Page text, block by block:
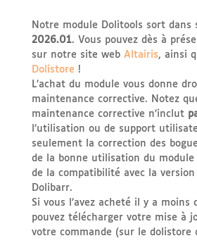
Notre module Dolitools sort dans
2026.01. Vous pouvez dès à
sur notre site web Altairis, ainsi
Dolistore !
L’achat du module vous donne
maintenance corrective. Notez
maintenance corrective n’inclut
l’utilisation ou de support
seulement la correction des
de la bonne utilisation du module
de la compatibilité avec la
Dolibarr.
Si vous l’avez acheté il y a moins
pouvez télécharger votre mise à
votre commande (sur le dolistore